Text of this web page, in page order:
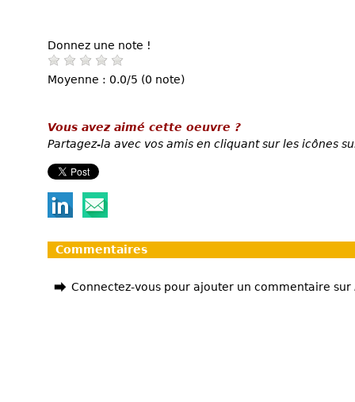
Donnez une note !
Moyenne : 0.0/5 (0 note)
Vous avez aimé cette oeuvre ?
Partagez-la avec vos amis en cliquant sur les icônes
Commentaires
Connectez-vous pour ajouter un commentaire sur